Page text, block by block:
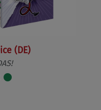
(DE)